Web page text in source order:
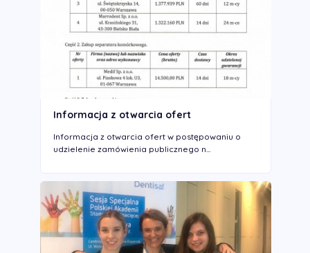
Informacja z otwarcia ofert
Informacja z otwarcia ofert w postępowaniu o
udzielenie zamówienia publicznego n...